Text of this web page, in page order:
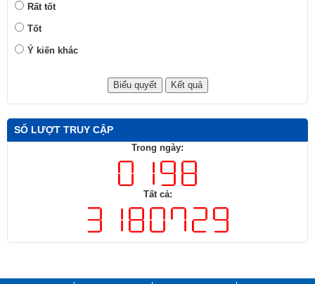
Rất tốt
Tốt
Ý kiến khác
SỐ LƯỢT TRUY CẬP
Trong ngày:
Tất cả: